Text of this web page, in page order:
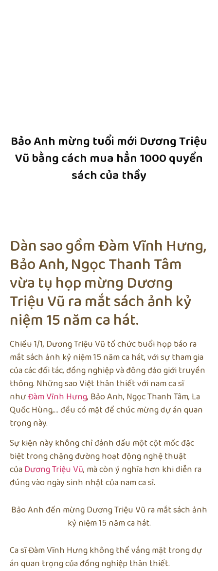
Bảo Anh mừng tuổi mới Dương Triệu
Vũ bằng cách mua hẳn 1000 quyển
sách của thầy
Dàn sao gồm Đàm Vĩnh Hưng,
Bảo Anh, Ngọc Thanh Tâm
vừa tụ họp mừng Dương
Triệu Vũ ra mắt sách ảnh kỷ
niệm 15 năm ca hát.
Chiều 1/1, Dương Triệu Vũ tổ chức buổi họp báo ra
mắt sách ảnh kỷ niệm 15 năm ca hát, với sự tham gia
của các đối tác, đồng nghiệp và đông đảo giới truyền
thông. Những sao Việt thân thiết với nam ca sĩ
nhưĐàm Vĩnh Hưng, Bảo Anh, Ngọc Thanh Tâm, La
Quốc Hùng,… đều có mặt để chúc mừng dự án quan
trọng này.
Sự kiện này không chỉ đánh dấu một cột mốc đặc
biệt trong chặng đường hoạt động nghệ thuật
củaDương Triệu Vũ, mà còn ý nghĩa hơn khi diễn ra
đúng vào ngày sinh nhật của nam ca sĩ.
Bảo Anh đến mừng Dương Triệu Vũ ra mắt sách ảnh
kỷ niệm 15 năm ca hát.
Ca sĩ Đàm Vĩnh Hưng không thể vắng mặt trong dự
án quan trọng của đồng nghiệp thân thiết.